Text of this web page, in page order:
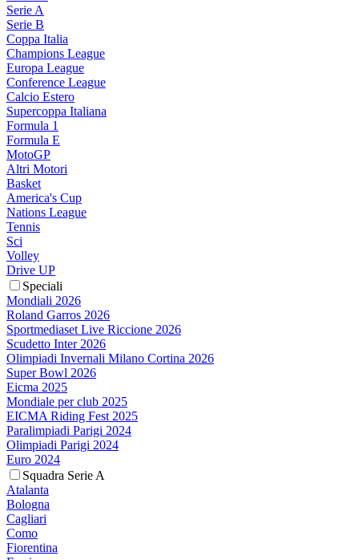
Serie A
Serie B
Coppa Italia
Champions League
Europa League
Conference League
Calcio Estero
Supercoppa Italiana
Formula 1
Formula E
MotoGP
Altri Motori
Basket
America's Cup
Nations League
Tennis
Sci
Volley
Drive UP
Speciali
Mondiali 2026
Roland Garros 2026
Sportmediaset Live Riccione 2026
Scudetto Inter 2026
Olimpiadi Invernali Milano Cortina 2026
Super Bowl 2026
Eicma 2025
Mondiale per club 2025
EICMA Riding Fest 2025
Paralimpiadi Parigi 2024
Olimpiadi Parigi 2024
Euro 2024
Squadra Serie A
Atalanta
Bologna
Cagliari
Como
Fiorentina